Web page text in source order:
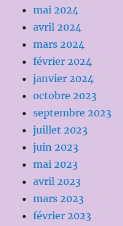
mai 2024
avril 2024
mars 2024
février 2024
janvier 2024
octobre 2023
septembre 2023
juillet 2023
juin 2023
mai 2023
avril 2023
mars 2023
février 2023